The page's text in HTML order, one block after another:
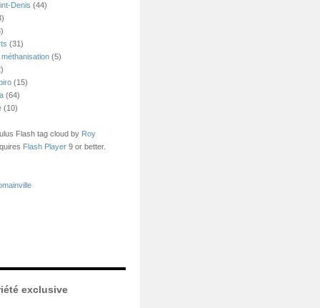
Denis (44)
(31)
(5)
(15)
(64)
(10)
Flash tag cloud by Roy
Flash Player 9 or better.
exclusive